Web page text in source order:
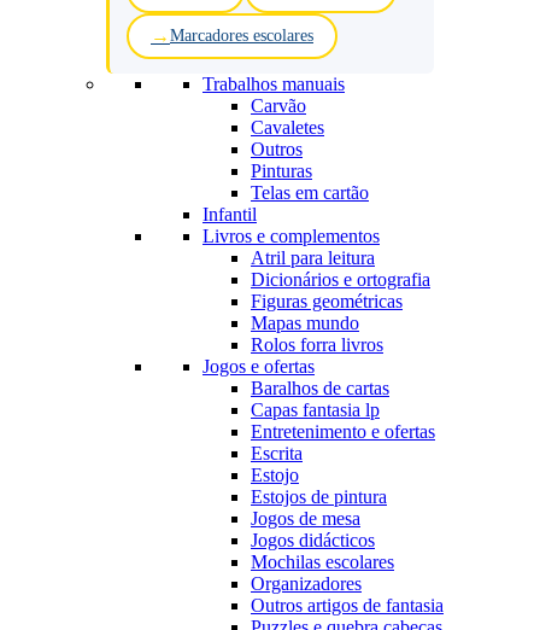
Marcadores escolares
Trabalhos manuais
Carvão
Cavaletes
Outros
Pinturas
Telas em cartão
Infantil
Livros e complementos
Atril para leitura
Dicionários e ortografia
Figuras geométricas
Mapas mundo
Rolos forra livros
Jogos e ofertas
Baralhos de cartas
Capas fantasia lp
Entretenimento e ofertas
Escrita
Estojo
Estojos de pintura
Jogos de mesa
Jogos didácticos
Mochilas escolares
Organizadores
Outros artigos de fantasia